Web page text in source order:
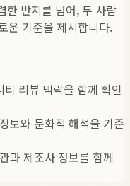
한 반지를 넘어, 두 사람
운 기준을 제시합니다.
리뷰 맥락을 함께 확인
보와 문화적 해석을 기준
과 제조사 정보를 함께